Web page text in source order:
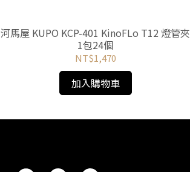
河馬屋 KUPO KCP-401 KinoFLo T12 燈管夾
1包24個
NT$1,470
加入購物車